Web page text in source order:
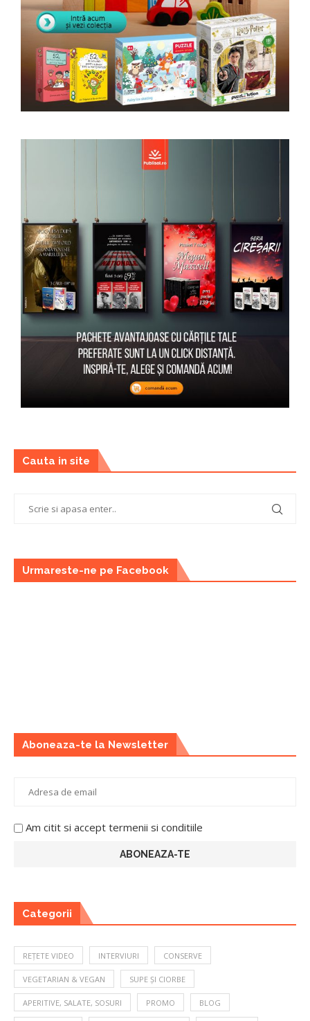
Cauta in site
Urmareste-ne pe Facebook
Aboneaza-te la Newsletter
Am citit si accept termenii si conditiile
Categorii
REȚETE VIDEO INTERVIURI CONSERVE
VEGETARIAN & VEGAN SUPE ȘI CIORBE
APERITIVE, SALATE, SOSURI PROMO BLOG